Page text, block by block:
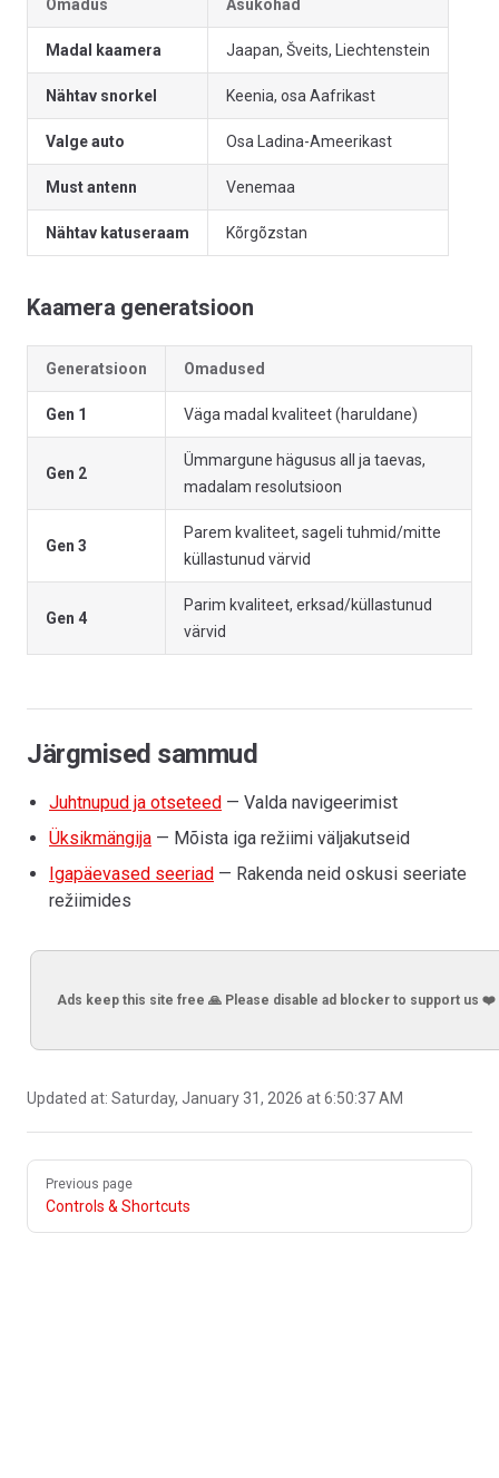
Omadus Asukohad
Madal kaamera Jaapan, Šveits, Liechtenstein
Nähtav snorkel Keenia, osa Aafrikast
Valge auto Osa Ladina-Ameerikast
Must antenn Venemaa
Nähtav katuseraam Kõrgõzstan
Kaamera generatsioon
Generatsioon Omadused
Gen 1 Väga madal kvaliteet (haruldane)
Gen 2
Ümmargune hägusus all ja taevas,
madalam resolutsioon
Gen 3
Parem kvaliteet, sageli tuhmid/mitte
küllastunud värvid
Gen 4
Parim kvaliteet, erksad/küllastunud
värvid
Järgmised sammud
Juhtnupud ja otseteed — Valda navigeerimist
Üksikmängija — Mõista iga režiimi väljakutseid
Igapäevased seeriad — Rakenda neid oskusi seeriate
režiimides
Ads keep this site free 🙏 Please disable ad blocker to support us ❤️
Updated at: Saturday, January 31, 2026 at 6:50:37 AM
Pager
Previous page
Controls & Shortcuts